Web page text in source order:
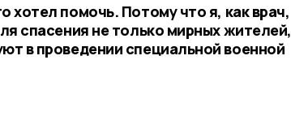
хотел помочь. Потому что я, как врач,
спасения не только мирных жителей,
в проведении специальной военной